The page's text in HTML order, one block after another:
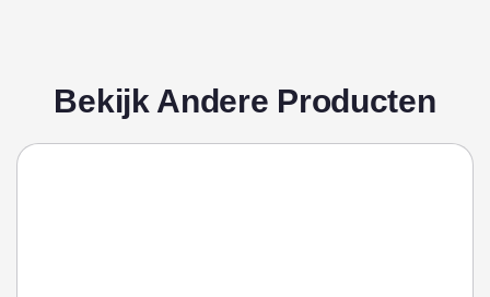
Bekijk Andere Producten